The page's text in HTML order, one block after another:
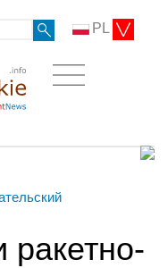
PL
ракетно-